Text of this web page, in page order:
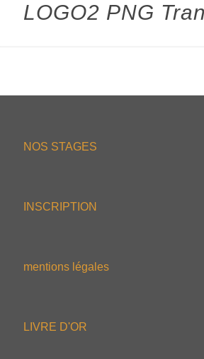
LOGO2 PNG
NOS STAGES
INSCRIPTION
mentions légales
LIVRE D'OR